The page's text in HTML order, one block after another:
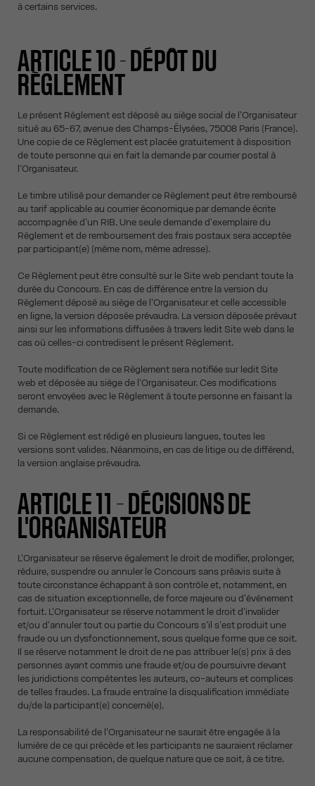
à certains services.
ARTICLE 10 - DÉPÔT DU
RÈGLEMENT
Le présent Règlement est déposé au siège social de l'Organisateur
situé au 65-67, avenue des Champs-Élysées, 75008 Paris (France).
Une copie de ce Règlement est placée gratuitement à disposition
de toute personne qui en fait la demande par courrier postal à
l'Organisateur.
Le timbre utilisé pour demander ce Règlement peut être remboursé
au tarif applicable au courrier économique par demande écrite
accompagnée d'un RIB. Une seule demande d'exemplaire du
Règlement et de remboursement des frais postaux sera acceptée
par participant(e) (même nom, même adresse).
Ce Règlement peut être consulté sur le Site web pendant toute la
durée du Concours. En cas de différence entre la version du
Règlement déposé au siège de l'Organisateur et celle accessible
en ligne, la version déposée prévaudra. La version déposée prévaut
ainsi sur les informations diffusées à travers ledit Site web dans le
cas où celles-ci contredisent le présent Règlement.
Toute modification de ce Règlement sera notifiée sur ledit Site
web et déposée au siège de l'Organisateur. Ces modifications
seront envoyées avec le Règlement à toute personne en faisant la
demande.
Si ce Règlement est rédigé en plusieurs langues, toutes les
versions sont valides. Néanmoins, en cas de litige ou de différend,
la version anglaise prévaudra.
ARTICLE 11 – DÉCISIONS DE
L'ORGANISATEUR
L'Organisateur se réserve également le droit de modifier, prolonger,
réduire, suspendre ou annuler le Concours sans préavis suite à
toute circonstance échappant à son contrôle et, notamment, en
cas de situation exceptionnelle, de force majeure ou d'événement
fortuit. L'Organisateur se réserve notamment le droit d'invalider
et/ou d'annuler tout ou partie du Concours s'il s'est produit une
fraude ou un dysfonctionnement, sous quelque forme que ce soit.
Il se réserve notamment le droit de ne pas attribuer le(s) prix à des
personnes ayant commis une fraude et/ou de poursuivre devant
les juridictions compétentes les auteurs, co-auteurs et complices
de telles fraudes. La fraude entraîne la disqualification immédiate
du/de la participant(e) concerné(e).
La responsabilité de l'Organisateur ne saurait être engagée à la
lumière de ce qui précède et les participants ne sauraient réclamer
aucune compensation, de quelque nature que ce soit, à ce titre.